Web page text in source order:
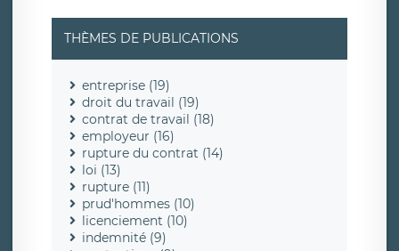
THÈMES DE PUBLICATIONS
entreprise (19)
droit du travail (19)
contrat de travail (18)
employeur (16)
rupture du contrat (14)
loi (13)
rupture (11)
prud'hommes (10)
licenciement (10)
indemnité (9)